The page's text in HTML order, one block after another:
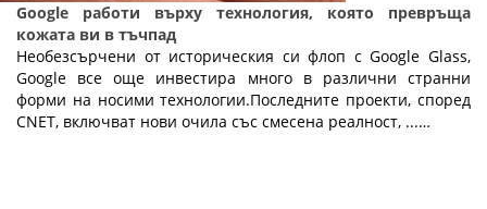
Google работи върху технология, която превръща
кожата ви в тъчпад
Необезсърчени от историческия си флоп с Google Glass,
Google все още инвестира много в различни странни
форми на носими технологии.Последните проекти, според
CNET, включват нови очила със смесена реалност, ...…